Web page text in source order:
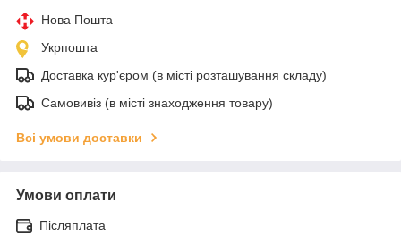
Нова Пошта
Укрпошта
Доставка кур'єром (в місті розташування складу)
Самовивіз (в місті знаходження товару)
Всі умови доставки
Умови оплати
Післяплата